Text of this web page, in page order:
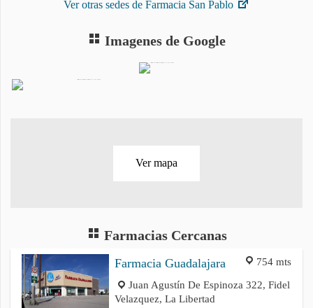
Ver otras sedes de Farmacia San Pablo
Imagenes de Google
Ver mapa
Farmacias Cercanas
754 mts
Farmacia Guadalajara
Juan Agustín De Espinoza 322, Fidel
Velazquez, La Libertad